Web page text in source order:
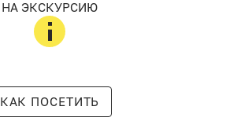
НА ЭКСКУРСИЮ
КАК ПОСЕТИТЬ